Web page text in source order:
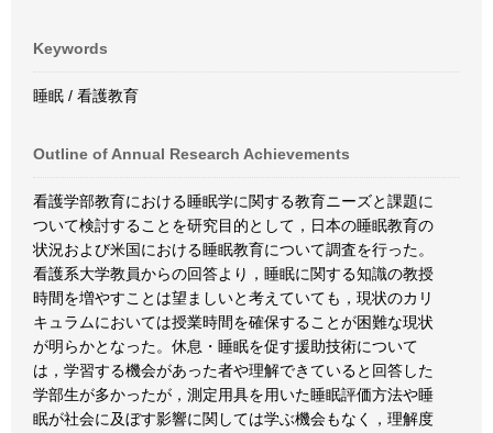
Keywords
睡眠 / 看護教育
Outline of Annual Research Achievements
看護学部教育における睡眠学に関する教育ニーズと課題に
ついて検討することを研究目的として，日本の睡眠教育の
状況および米国における睡眠教育について調査を行った。
看護系大学教員からの回答より，睡眠に関する知識の教授
時間を増やすことは望ましいと考えていても，現状のカリ
キュラムにおいては授業時間を確保することが困難な現状
が明らかとなった。休息・睡眠を促す援助技術について
は，学習する機会があった者や理解できていると回答した
学部生が多かったが，測定用具を用いた睡眠評価方法や睡
眠が社会に及ぼす影響に関しては学ぶ機会もなく，理解度